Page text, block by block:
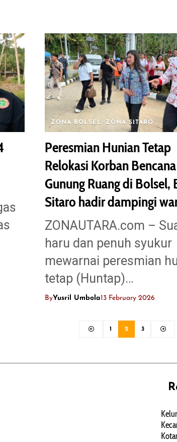
ZONA BOLSEL ZONA SITARO
Peresmian Hunian Tetap
Relokasi Korban Bencana
Gunung Ruang di Bolsel,
Sitaro hadir dampingi
ZONAUTARA.com –
haru dan penuh syukur
mewarnai peresmian
tetap (Huntap)…
ByYusril Umbola13 February 2026
1 2 3